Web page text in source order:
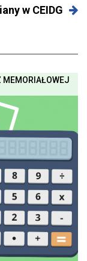
w CEIDG
MEMORIAŁOWEJ